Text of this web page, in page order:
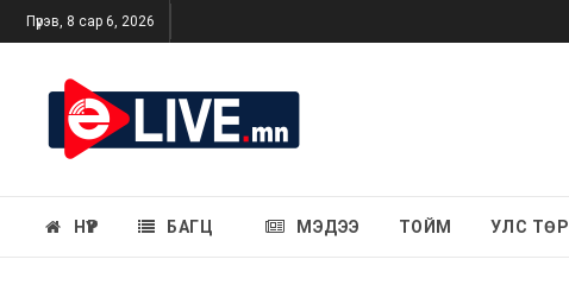
Пүрэв, 8 сар 6, 2026
НҮҮР БАГЦ МЭДЭЭ ТОЙМ УЛС ТӨР